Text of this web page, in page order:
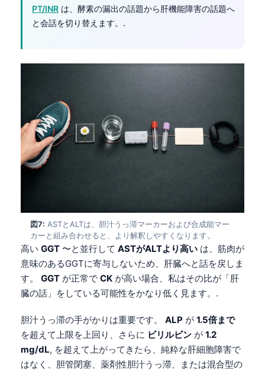
PT/INR は、酵素の漏出の話題から肝機能障害の話題へ
と会話を切り替えます。.
図7: ASTとALTは、胆汁うっ滞マーカーおよび合成能マー
カーと組み合わせると、より解釈しやすくなります。
高い GGT 〜と並行して ASTがALTより高い は、筋肉が
意味のあるGGTに寄与しないため、肝臓へと話を戻しま
す。 GGT が正常で CK が高い場合、私はその比が「肝
臓の話」をしている可能性をかなり低く見ます。.
胆汁うっ滞の手がかりは重要です。 ALP が 1.5倍まで
を超えて上限を上回り、さらに ビリルビン が 1.2
mg/dL, を超えて上がってきたら、純粋な肝細胞障害で
はなく、胆管閉塞、薬剤性胆汁うっ滞、または混合型の
Shqip
বাংলা
اردو
తెలుగు
தமிழ்
ગુજરાતી
ಕನ್ನಡ
Bahasa Melayu
Tagalog
ไทย
ဗမာစာ
O‘zbekcha